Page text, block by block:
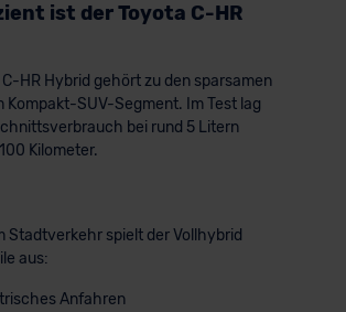
ist der Toyota C-HR
C-HR Hybrid gehört zu den sparsamen
Kompakt-SUV-Segment. Im Test lag
bei rund 5 Litern
Kilometer.
Stadtverkehr spielt der Vollhybrid
aus:
Anfahren